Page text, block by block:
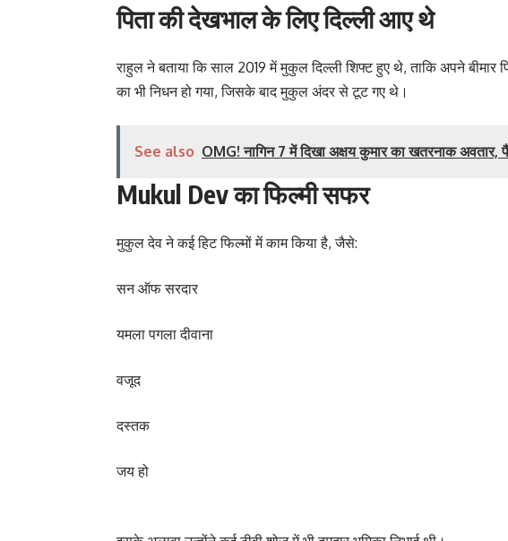
पिता की देखभाल के लिए दिल्ली आए थे
राहुल ने बताया कि साल 2019 में मुकुल दिल्ली शिफ्ट हुए थे, ताकि अपने
का भी निधन हो गया, जिसके बाद मुकुल अंदर से टूट गए थे।
See also OMG! नागिन 7 में दिखा अक्षय कुमार का खतरनाक
Mukul Dev का फिल्मी सफर
मुकुल देव ने कई हिट फिल्मों में काम किया है, जैसे:
सन ऑफ सरदार
यमला पगला दीवाना
वजूद
दस्तक
जय हो